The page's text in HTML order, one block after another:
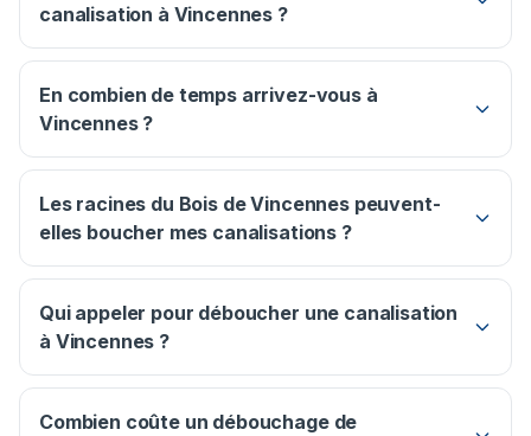
canalisation à Vincennes ?
En combien de temps arrivez-vous à
Vincennes ?
Les racines du Bois de Vincennes peuvent-
elles boucher mes canalisations ?
Qui appeler pour déboucher une canalisation
à Vincennes ?
Combien coûte un débouchage de